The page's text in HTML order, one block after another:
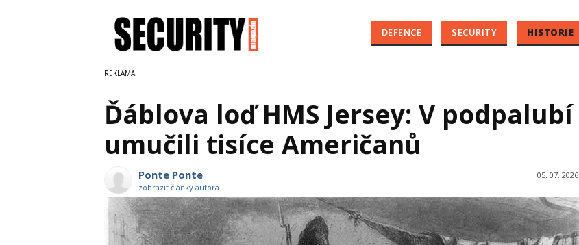
DEFENCE SECURITY HISTORIE
Ďáblova loď HMS Jersey: V podpalubí
umučili tisíce Američanů
Ponte Ponte
zobrazit články autora
05. 07. 2026